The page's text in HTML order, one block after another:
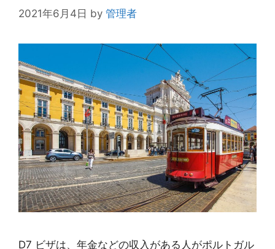
2021年6月4日 by 管理者
D7 ビザは、年金などの収入がある人がポルトガル